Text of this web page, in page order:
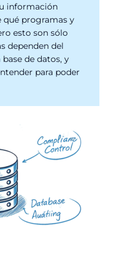
información
qué programas y
esto son sólo
dependen del
de datos, y
para poder